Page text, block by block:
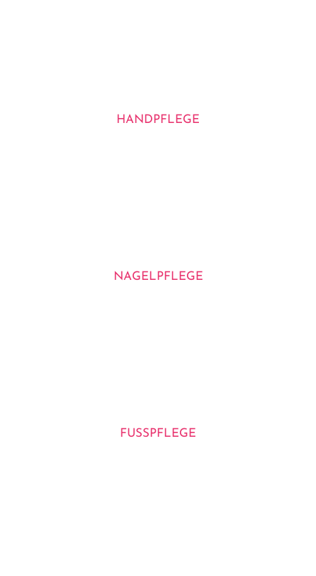
HANDPFLEGE
NAGELPFLEGE
FUSSPFLEGE